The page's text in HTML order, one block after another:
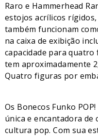
Raro e Hammerhead
estojos acrílicos
também funcionam
na caixa de exibição
capacidade para
tem aproximadamente
Quatro figuras por
Os Bonecos Funko
única e encantadora de
cultura pop. Com sua